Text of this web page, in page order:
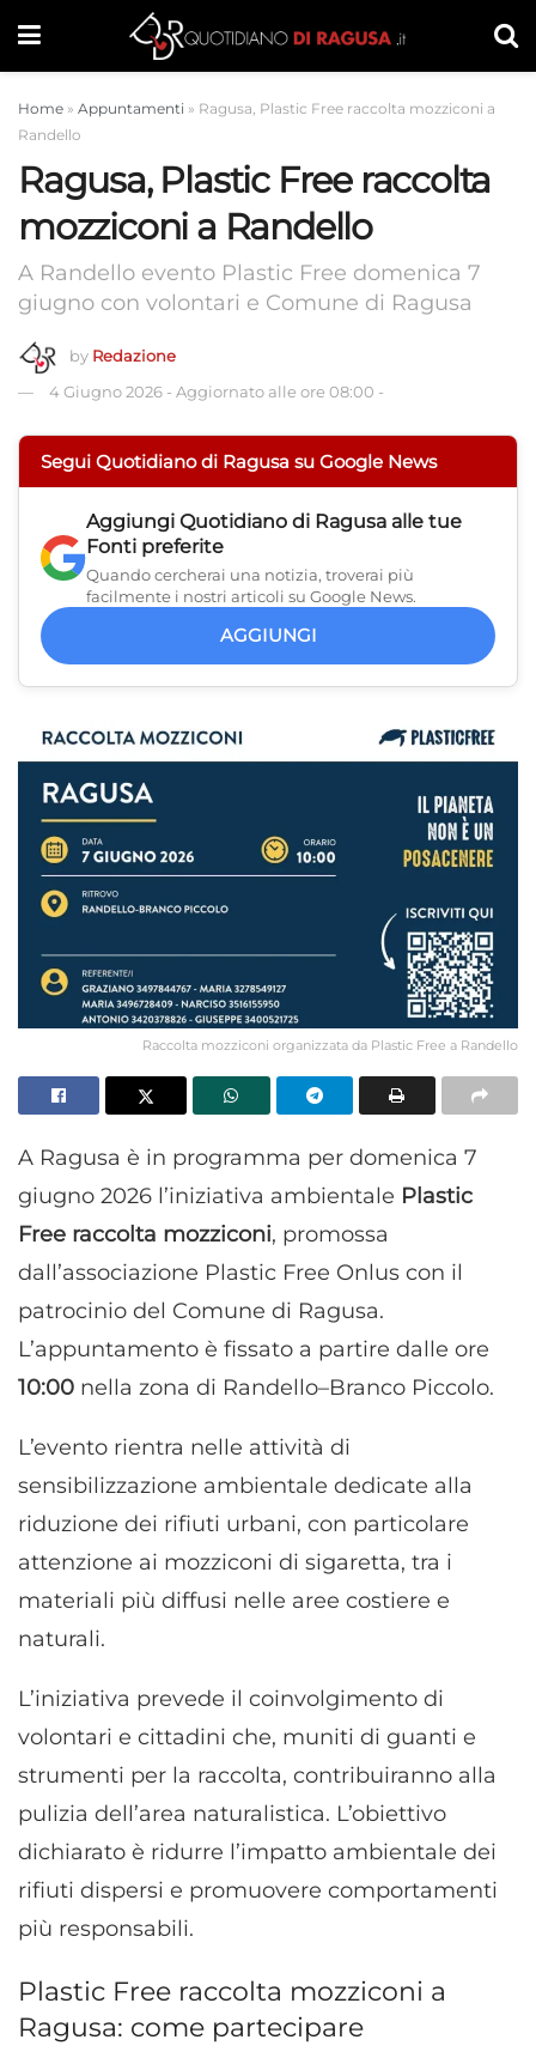
Home » Appuntamenti » Ragusa, Plastic Free raccolta mozziconi a
Randello
Ragusa, Plastic Free raccolta
mozziconi a Randello
A Randello evento Plastic Free domenica 7
giugno con volontari e Comune di Ragusa
by Redazione
4 Giugno 2026 - Aggiornato alle ore 08:00 -
Segui Quotidiano di Ragusa su Google News
Aggiungi Quotidiano di Ragusa alle tue
Fonti preferite
Quando cercherai una notizia, troverai più
facilmente i nostri articoli su Google News.
AGGIUNGI
Raccolta mozziconi organizzata da Plastic Free a Randello
A Ragusa è in programma per domenica 7
giugno 2026 l’iniziativa ambientale Plastic
Free raccolta mozziconi, promossa
dall’associazione Plastic Free Onlus con il
patrocinio del Comune di Ragusa.
L’appuntamento è fissato a partire dalle ore
10:00 nella zona di Randello–Branco Piccolo.
L’evento rientra nelle attività di
sensibilizzazione ambientale dedicate alla
riduzione dei rifiuti urbani, con particolare
attenzione ai mozziconi di sigaretta, tra i
materiali più diffusi nelle aree costiere e
naturali.
L’iniziativa prevede il coinvolgimento di
volontari e cittadini che, muniti di guanti e
strumenti per la raccolta, contribuiranno alla
pulizia dell’area naturalistica. L’obiettivo
dichiarato è ridurre l’impatto ambientale dei
rifiuti dispersi e promuovere comportamenti
più responsabili.
Plastic Free raccolta mozziconi a
Ragusa: come partecipare